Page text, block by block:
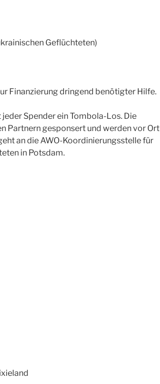
Geflüchteten)
Finanzierung dringend benötigter Hilfe.
jeder Spender ein Tombola-Los. Die
Partnern gesponsert und werden vor Ort
an die AWO-Koordinierungsstelle für
in Potsdam.
Dixieland